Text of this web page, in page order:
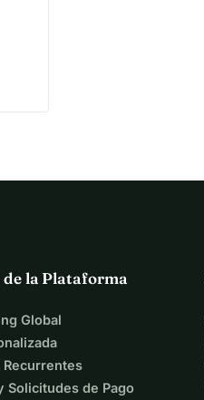
de la Plataforma
Global
Recurrentes
Solicitudes de Pago